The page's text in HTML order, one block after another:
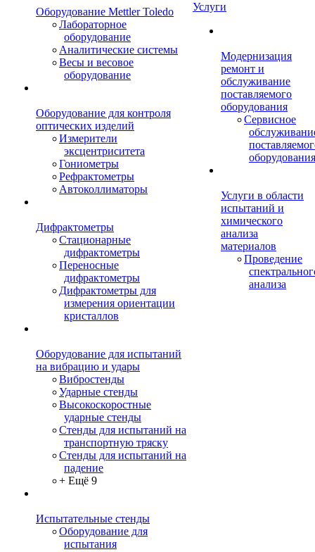
Оборудование Mettler Toledo
Лабораторное
оборудование
Аналитические системы
Весы и весовое
оборудование
Оборудование для контроля
оптических изделий
Измерители
эксцентриситета
Гониометры
Рефрактометры
Автоколлиматоры
Дифрактометры
Стационарные
дифрактометры
Переносные
дифрактометры
Дифрактометры для
измерения ориентации
кристаллов
Оборудование для испытаний
на вибрацию и удары
Вибростенды
Ударные стенды
Высокоскоростные
ударные стенды
Стенды для испытаний на
транспортную тряску
Стенды для испытаний на
падение
+ Ещё 9
Испытательные стенды
Оборудование для
испытания
Услуги
Модернизация
ремонт и
обслуживание
поставляемого
оборудования
Сервисное
оборудования
Услуги в области
испытаний и
химического
анализа
материалов
Проведение
анализа